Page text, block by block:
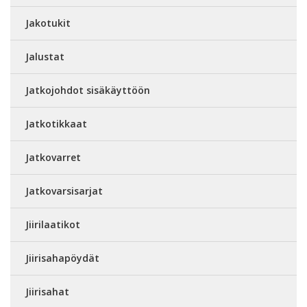
Jakotukit
Jalustat
Jatkojohdot sisäkäyttöön
Jatkotikkaat
Jatkovarret
Jatkovarsisarjat
Jiirilaatikot
Jiirisahapöydät
Jiirisahat